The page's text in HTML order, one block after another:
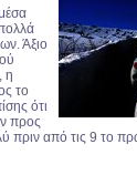
Άξιο
η
το
ότι
προς
πριν από τις 9 το